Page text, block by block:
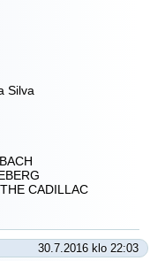
Silva
CADILLAC
30.7.2016 klo 22:03